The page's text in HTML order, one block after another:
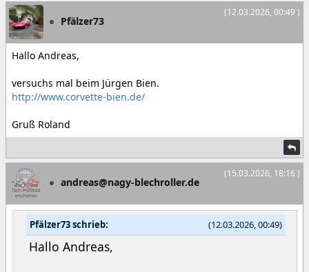
(12.03.2026, 00:49 )
Pfälzer73
Hallo Andreas,
versuchs mal beim Jürgen Bien.
http://www.corvette-bien.de/
Gruß Roland
(15.03.2026, 18:16 )
andreas@nagy-blechroller.de
(12.03.2026, 00:49)
Pfälzer73 schrieb:
Hallo Andreas,